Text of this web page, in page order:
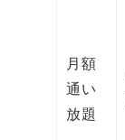
月額
通い
放題